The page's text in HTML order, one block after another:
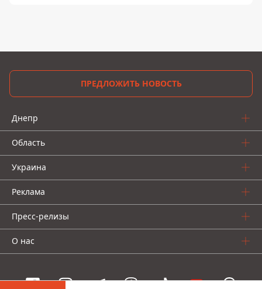
ПРЕДЛОЖИТЬ НОВОСТЬ
Днепр
Область
Украина
Реклама
Пресс-релизы
О нас